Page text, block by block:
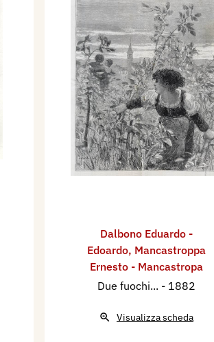
Dalbono Eduardo -
Edoardo, Mancastroppa
Ernesto - Mancastropa
Due fuochi... - 1882
Visualizza scheda